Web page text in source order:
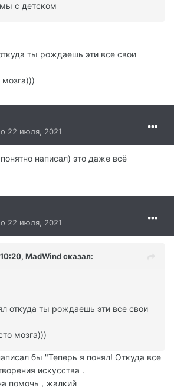
с детском
ты рождаешь эти все свои
22 июля, 2021
написал) это даже всё
22 июля, 2021
MadWind сказал:
откуда ты рождаешь эти все свои
мозга)))
бы "Теперь я понял! Откуда все
искусства .
помочь , жалкий